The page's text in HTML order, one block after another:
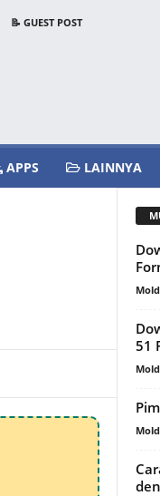
📝 GUEST POST
APPS LAINNYA
51